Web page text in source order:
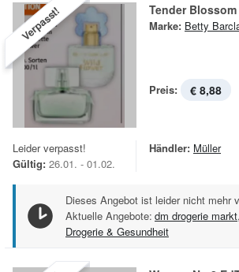
Verpasst! Tender Blossom
Marke: Betty
Preis: € 8,88
Leider verpasst!
Gültig: 26.01. - 01.02.
Händler: Müller
Dieses Angebot ist leider nicht mehr
Aktuelle Angebote: dm drogerie markt,
Drogerie & Gesundheit